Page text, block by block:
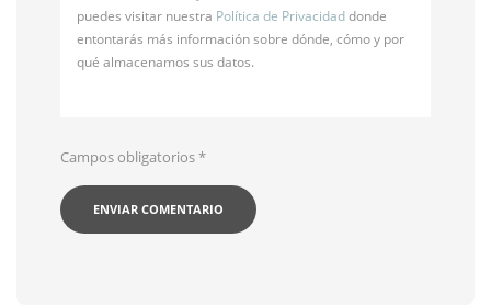
puedes visitar nuestra Política de Privacidaddonde
entontarás más información sobre dónde, cómo y por
qué almacenamos sus datos.
Campos obligatorios*